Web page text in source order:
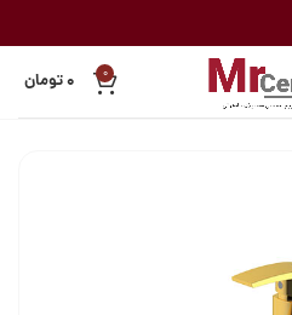
0 ۰تومان